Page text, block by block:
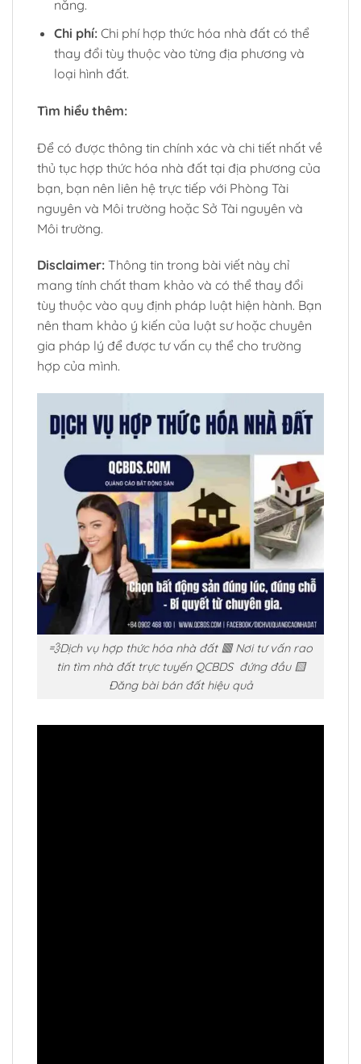
năng.
Chi phí:Chi phí hợp thức hóa nhà đất có thể
thay đổi tùy thuộc vào từng địa phương và
loại hình đất.
Tìm hiểu thêm:
Để có được thông tin chính xác và chi tiết nhất về
thủ tục hợp thức hóa nhà đất tại địa phương của
bạn, bạn nên liên hệ trực tiếp với Phòng Tài
nguyên và Môi trường hoặc Sở Tài nguyên và
Môi trường.
Disclaimer: Thông tin trong bài viết này chỉ
mang tính chất tham khảo và có thể thay đổi
tùy thuộc vào quy định pháp luật hiện hành. Bạn
nên tham khảo ý kiến của luật sư hoặc chuyên
gia pháp lý để được tư vấn cụ thể cho trường
hợp của mình.
💨Dịch vụ hợp thức hóa nhà đất 🟥 Nơi tư vấn rao
tin tìm nhà đất trực tuyến QCBDS đứng đầu 🟨
Đăng bài bán đất hiệu quả